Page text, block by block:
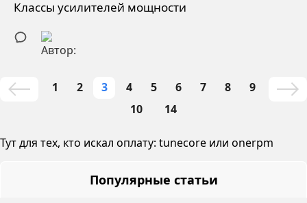
Классы усилителей мощности
1 2 3 4 5 6 7 8
9
10
14
Тут для тех, кто искал оплату: tunecore или onerpm
Популярные статьи